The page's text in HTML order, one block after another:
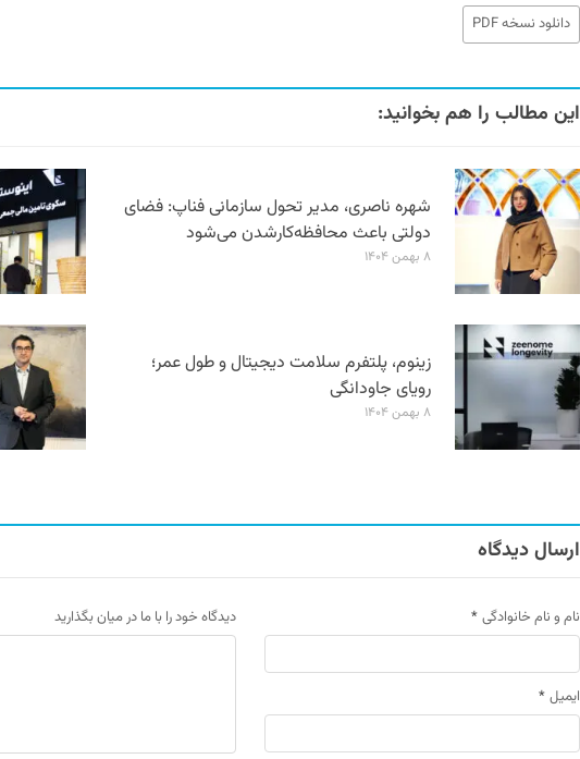
دانلود نسخه PDF
این مطالب را هم بخوانید:
شهره ناصری، مدیر تحول سازمانی فناپ: فضای
دولتی باعث محافظه‌کارشدن می‌شود
۸ بهمن ۱۴۰۴
زینوم، پلتفرم سلامت دیجیتال و طول عمر؛
رویای جاودانگی
۸ بهمن ۱۴۰۴
ارسال دیدگاه
نام و نام خانوادگی *
ایمیل *
دیدگاه خود را با ما در میان بگذارید